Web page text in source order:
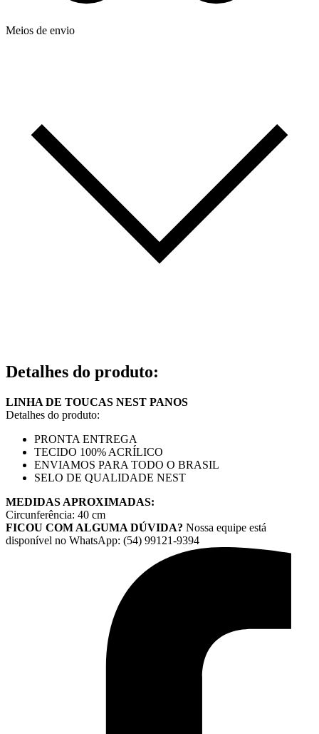
Meios de envio
Detalhes do produto:
LINHA DE TOUCAS NEST PANOS
Detalhes do produto:
PRONTA ENTREGA
TECIDO 100% ACRÍLICO
ENVIAMOS PARA TODO O BRASIL
SELO DE QUALIDADE NEST
MEDIDAS APROXIMADAS:
Circunferência: 40 cm
FICOU COM ALGUMA DÚVIDA? Nossa equipe está
disponível no WhatsApp: (54) 99121-9394